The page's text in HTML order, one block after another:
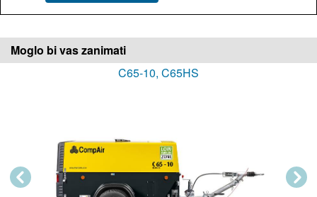
Moglo bi vas zanimati
C65-10, C65HS
Previous Next